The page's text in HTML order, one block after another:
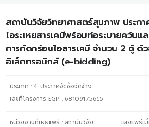
สถาบันวิจัยวิทยาศาสตร์สุขภาพ ประก
ไอระเหยสารเคมีพร้อมท่อระบายควัน
การกัดกร่อนไอสารเคมี จำนวน 2 ตู้ ด้
อิเล็กทรอนิกส์ (e-bidding)
ประเภท : 4. ประกาศจัดซื้อจัดจ้าง
เลขที่โครงการ EGP : 68109175655
หน่วยงานที่เผยแพร่ : สถาบันวิจัย
เผยแพร่เ